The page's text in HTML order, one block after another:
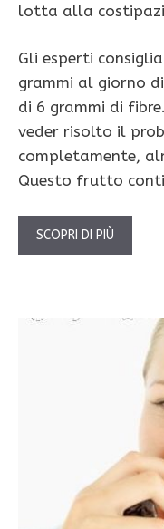
lotta alla
Gli esperti
grammi al giorno di
di 6 grammi di
veder risolto il
completamente,
Questo frutto
SCOPRI DI PIÙ